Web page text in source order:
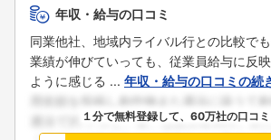
年収・給与の口コミ
同業他社、地域内ライバル行との比較で
業績が伸びていっても、従業員給与に反
ように感じる ... 年収・給与の口コミの続
１分で無料登録して、60万社の口コ